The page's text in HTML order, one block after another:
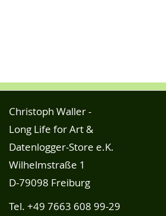
Christoph Waller -
Long Life for Art &
Datenlogger-Store e.K.
Wilhelmstraße 1
D-79098 Freiburg
Tel. +49 7663 608 99-29